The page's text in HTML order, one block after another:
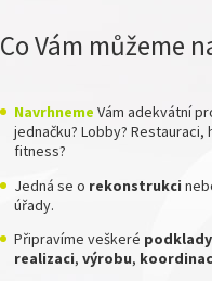
Co Vám můžeme
Navrhneme Vám adekvátní
jednačku? Lobby?
fitness?
Jedná se o rekonstrukci
úřady.
Připravíme veškeré
realizaci, výrobu,